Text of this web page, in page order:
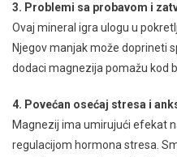
3. Problemi sa probavom i
Ovaj mineral igra ulogu u
Njegov manjak može doprineti
dodaci magnezija pomažu kod
4. Povećan osećaj stresa i
Magnezij ima umirujući efekat
regulacijom hormona stresa.